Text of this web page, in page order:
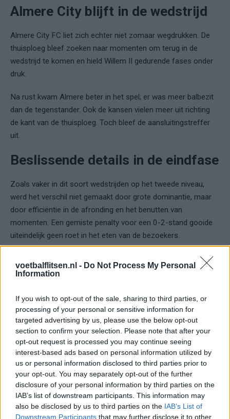
voetbalflitsen.nl - Do Not Process My Personal
Information
If you wish to opt-out of the sale, sharing to third parties, or
processing of your personal or sensitive information for
targeted advertising by us, please use the below opt-out
section to confirm your selection. Please note that after your
opt-out request is processed you may continue seeing
interest-based ads based on personal information utilized by
us or personal information disclosed to third parties prior to
your opt-out. You may separately opt-out of the further
disclosure of your personal information by third parties on the
IAB’s list of downstream participants. This information may
also be disclosed by us to third parties on the IAB’s List of
Downstream Participants that may further disclose it to other
Almere City blijft in de wedstrijd
Almere City FC liet zich echter niet zomaar wegdrukken. De
thuisploeg bleef zoeken naar momenten om terug in de
wedstrijd te komen en hield Willem II gedurende fases onder
druk.
Na rust kwam Almere beter in het spel; er was meer balbezit
dan de tegenstander. Ook de kansen vielen meer uit richting
de kant van de thuisploeg. Toch bleef de aansluitingstreffer
uit.
Beslissende details in de eindfase
Zoals vaker in dit soort wedstrijden op het tweede niveau,
werd het verschil niet gemaakt door grote dominantie, maar
door efficiëntie in de afronding en het benutten van
momenten. Een gemiste penalty voor een 0-2-stand gooide
uiteindelijk geen roet in het eten van de bezoekers.
voorsprong over de streep te trekken. Daarmee werd een
een fase van het seizoen waarin druk en belangen oplopen.
Conclusie
De 0-1-zege van Willem II op Almere City FC was geen
wedstrijd met grote verschillen, maar wel één met duidelijke
gevolgen.
In play-offs waar details de doorslag geven, was efficiëntie
opnieuw bepalend.